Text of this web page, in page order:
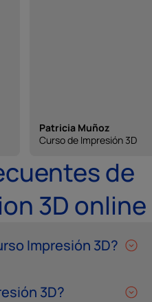
Patricia Muñoz
Curso de Impresión 3D
de
3D online
Impresión 3D?
3D?